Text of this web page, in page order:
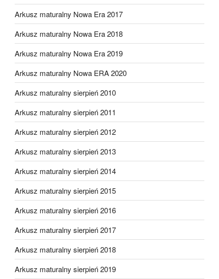
Arkusz maturalny Nowa Era 2017
Arkusz maturalny Nowa Era 2018
Arkusz maturalny Nowa Era 2019
Arkusz maturalny Nowa ERA 2020
Arkusz maturalny sierpień 2010
Arkusz maturalny sierpień 2011
Arkusz maturalny sierpień 2012
Arkusz maturalny sierpień 2013
Arkusz maturalny sierpień 2014
Arkusz maturalny sierpień 2015
Arkusz maturalny sierpień 2016
Arkusz maturalny sierpień 2017
Arkusz maturalny sierpień 2018
Arkusz maturalny sierpień 2019